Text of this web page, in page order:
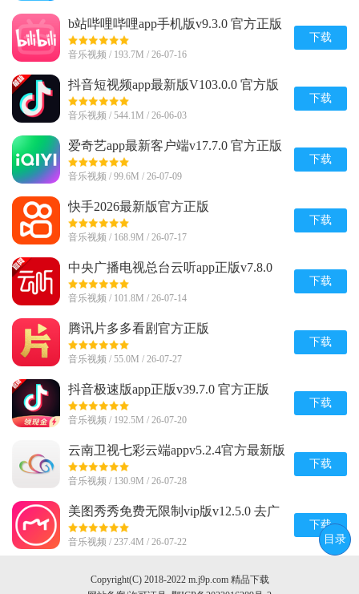
b站哔哩哔哩app手机版v9.3.0 官方正版
音乐视频 / 193.7M / 26-07-16
下载
抖音短视频app最新版V103.0.0 官方版
音乐视频 / 544.1M / 26-06-03
下载
爱奇艺app最新客户端v17.7.0 官方正版
音乐视频 / 99.6M / 26-07-09
下载
快手2026最新版官方正版
v14.6.20.49153 安卓版
音乐视频 / 168.9M / 26-07-17
下载
中央广播电视总台云听app正版v7.8.0
最新版
音乐视频 / 101.8M / 26-07-14
下载
腾讯片多多看剧官方正版
appv3.23.0.25751官方最新版
音乐视频 / 55.0M / 26-07-27
下载
抖音极速版app正版v39.7.0 官方正版
音乐视频 / 192.5M / 26-07-20
下载
云南卫视七彩云端appv5.2.4官方最新版
音乐视频 / 130.9M / 26-07-28
下载
美图秀秀免费无限制vip版v12.5.0 去广
告会员版
音乐视频 / 237.4M / 26-07-22
下载
Copyright(C) 2018-2022 m.j9p.com 精品下载
目录